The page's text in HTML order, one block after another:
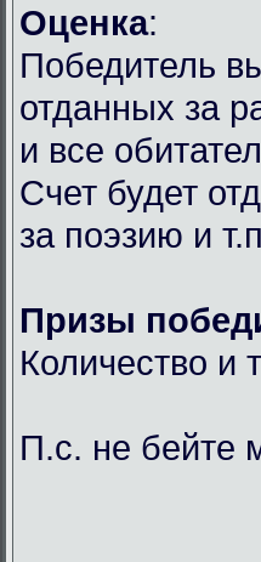
Оценка:
Победитель
отданных за
и все
Счет будет
за поэзию и
Призы
Количество и
П.с. не бейте